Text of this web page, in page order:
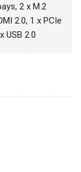
2 x M.2
2.0, 1 x PCIe
USB 2.0